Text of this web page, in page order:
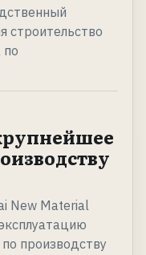
строительство
по
New Material
производству